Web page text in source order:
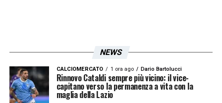
NEWS
CALCIOMERCATO 1 ora ago Dario Bartolucci
Rinnovo Cataldi sempre più vicino: il vice-
capitano verso la permanenza a vita con la
maglia della Lazio